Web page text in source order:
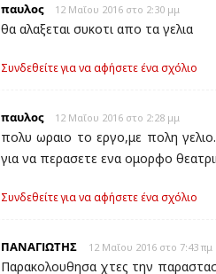
παυλος 12 Μαΐου 2016 στο 2:30 μμ
θα αλαξεται συκοτι απο τα γελια
Συνδεθείτε για να αφήσετε ένα σχόλιο
παυλος 12 Μαΐου 2016 στο 2:28 μμ
πολυ ωραιο το εργο,με πολη
για να περασετε ενα ομορφο
Συνδεθείτε για να αφήσετε ένα σχόλιο
ΠΑΝΑΓΙΩΤΗΣ 12 Μαΐου 2016 στο 7:43 πμ
Παρακολουθησα χτες την